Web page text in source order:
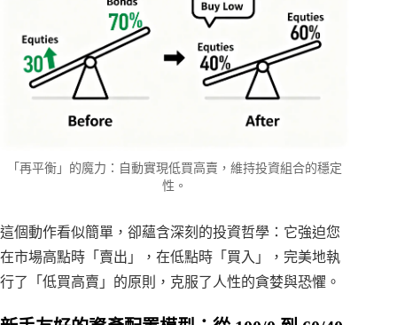
「再平衡」的魔力：自動實現低買高賣，維持投資組合的穩定
性。
這個動作看似簡單，卻蘊含深刻的投資哲學：它強迫您
在市場高點時「賣出」，在低點時「買入」，完美地執
行了「低買高賣」的原則，克服了人性的貪婪與恐懼。